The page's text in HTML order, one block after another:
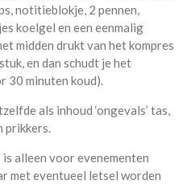
notitieblokje, 2 pennen,
koelgel en een eenmalig
midden drukt van het kompres
en dan schudt je het
30 minuten koud).
als inhoud ‘ongevals’ tas,
prikkers.
alleen voor evenementen
met eventueel letsel worden